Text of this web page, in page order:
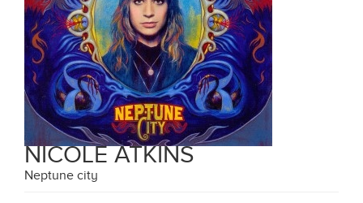
NICOLE ATKINS
Neptune city